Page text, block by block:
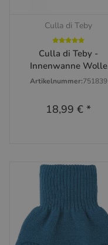
Culla di Teby
Culla di Teby -
Innenwanne Wolle
versch. Größen
Artikelnummer:751839
18,99 €*